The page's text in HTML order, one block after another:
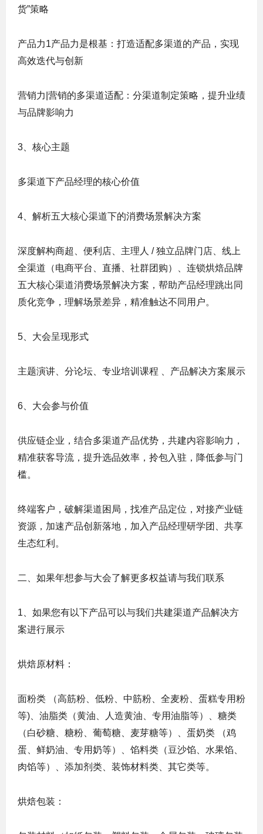
货”策略
产品力1产品力是根基：打造适配多渠道的产品，实现
高效迭代与创新
营销力|营销的多渠道适配：分渠道制定策略，提升业绩
与品牌影响力
3、核心主题
多渠道下产品经理的核心价值
4、解析五大核心渠道下的消费场景解决方案
深度解构商超、便利店、主理人 / 独立品牌门店、线上
全渠道（电商平台、直播、社群团购）、连锁烘焙品牌
五大核心渠道消费场景解决方案，帮助产品经理跳出同
质化竞争，理解场景差异，精准触达不同用户。
5、大会呈现形式
主题演讲、分论坛、专业培训课程 、产品解决方案展示
6、大会参与价值
供应链企业，结合多渠道产品优势，共建内容影响力，
精准获客导流，提升选品效率，拎包入驻，降低参与门
槛。
终端客户，破解渠道困局，找准产品定位，对接产业链
资源，加速产品创新落地，加入产品经理研学团、共享
生态红利。
二、如果年想参与大会了解更多权益请与我们联系
1、如果您有以下产品可以与我们共建渠道产品解决方
案进行展示
烘焙原材料：
面粉类 （高筋粉、低粉、中筋粉、全麦粉、蛋糕专用粉
等)、油脂类（黄油、人造黄油、专用油脂等）、糖类
（白砂糖、糖粉、葡萄糖、麦芽糖等）、蛋奶类 （鸡
蛋、鲜奶油、专用奶等）、馅料类（豆沙馅、水果馅、
肉馅等）、添加剂类、装饰材料类、其它类等。
烘焙包装：